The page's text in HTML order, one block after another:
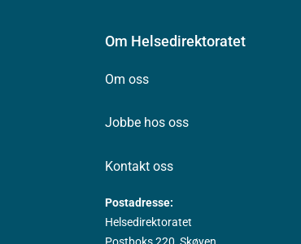
Om Helsedirektoratet
Om oss
Jobbe hos oss
Kontakt oss
Postadresse:
Helsedirektoratet
Postboks 220, Skøyen